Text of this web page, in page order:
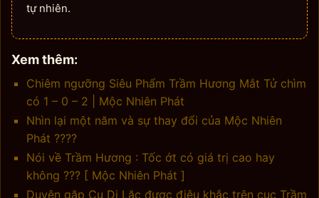
tự nhiên.
Xem thêm:
Chiêm ngưỡng Siêu Phẩm Trầm Hương Mắt Tử chìm
có 1 – 0 – 2 | Mộc Nhiên Phát
Nhìn lại một năm và sự thay đổi của Mộc Nhiên
Phát ????
Nói về Trầm Hương : Tốc ớt có giá trị cao hay
không ??? [ Mộc Nhiên Phát ]
Duyên gặp Cụ Di Lặc được điêu khắc trên cục Trầm